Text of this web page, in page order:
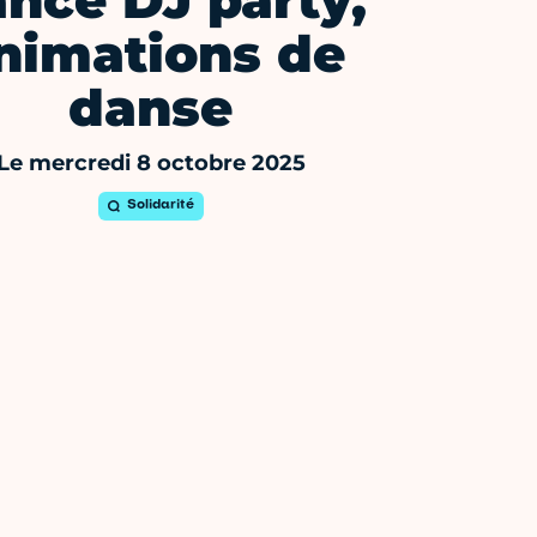
de
danse
mercredi 8 octobre 2025
Solidarité